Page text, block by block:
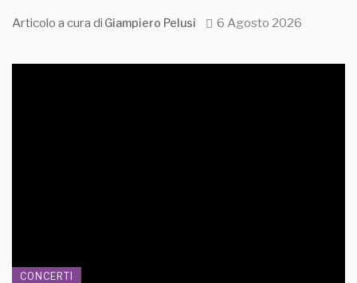
Articolo a cura di Giampiero Pelusi 6 Agosto 2026
CONCERTI